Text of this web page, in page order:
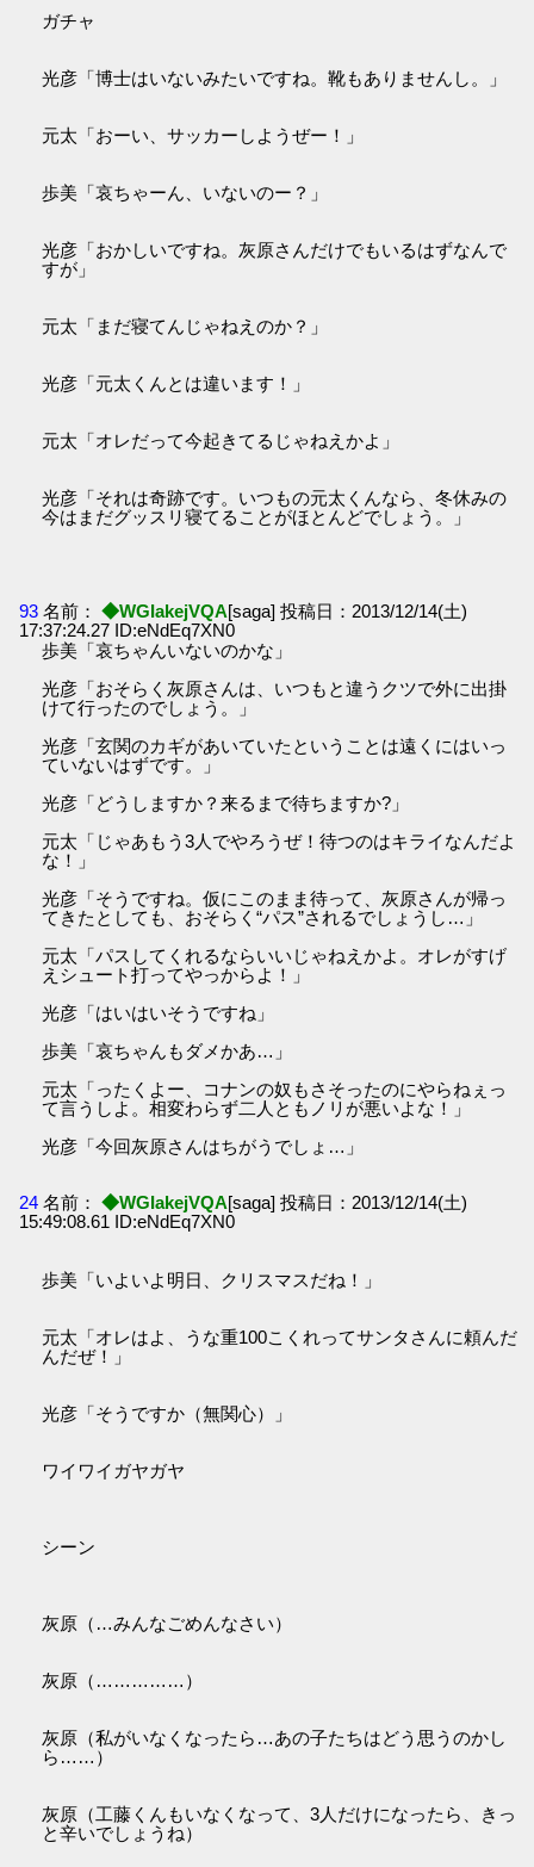
ガチャ
光彦「博士はいないみたいですね。靴もありませんし。」
元太「おーい、サッカーしようぜー！」
歩美「哀ちゃーん、いないのー？」
光彦「おかしいですね。灰原さんだけでもいるはずなんで
すが」
元太「まだ寝てんじゃねえのか？」
光彦「元太くんとは違います！」
元太「オレだって今起きてるじゃねえかよ」
光彦「それは奇跡です。いつもの元太くんなら、冬休みの
今はまだグッスリ寝てることがほとんどでしょう。」
93 名前： ◆WGIakejVQA[saga] 投稿日：2013/12/14(土)
17:37:24.27 ID:eNdEq7XN0
歩美「哀ちゃんいないのかな」
光彦「おそらく灰原さんは、いつもと違うクツで外に出掛
けて行ったのでしょう。」
光彦「玄関のカギがあいていたということは遠くにはいっ
ていないはずです。」
光彦「どうしますか？来るまで待ちますか?」
元太「じゃあもう3人でやろうぜ！待つのはキライなんだよ
な！」
光彦「そうですね。仮にこのまま待って、灰原さんが帰っ
てきたとしても、おそらく“パス”されるでしょうし…」
元太「パスしてくれるならいいじゃねえかよ。オレがすげ
えシュート打ってやっからよ！」
光彦「はいはいそうですね」
歩美「哀ちゃんもダメかあ…」
元太「ったくよー、コナンの奴もさそったのにやらねぇっ
て言うしよ。相変わらず二人ともノリが悪いよな！」
光彦「今回灰原さんはちがうでしょ…」
24 名前： ◆WGIakejVQA[saga] 投稿日：2013/12/14(土)
15:49:08.61 ID:eNdEq7XN0
歩美「いよいよ明日、クリスマスだね！」
元太「オレはよ、うな重100こくれってサンタさんに頼んだ
んだぜ！」
光彦「そうですか（無関心）」
ワイワイガヤガヤ
シーン
灰原（…みんなごめんなさい）
灰原（……………）
灰原（私がいなくなったら…あの子たちはどう思うのかし
ら……）
灰原（工藤くんもいなくなって、3人だけになったら、きっ
と辛いでしょうね）